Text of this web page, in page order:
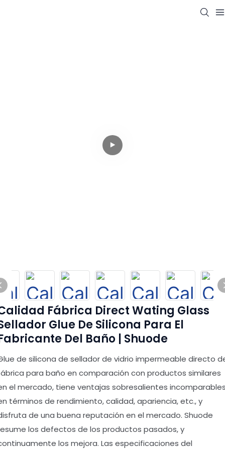
Fábrica Direct Wating Glass
Glue De Silicona Para El
Del Baño | Shuode
de silicona de sellador de vidrio impermeable directo
para baño en comparación con productos similares
el mercado, tiene ventajas sobresalientes
términos de rendimiento, calidad, apariencia, etc., y
de una buena reputación en el mercado. Shuode
los defectos de los productos pasados, y
los mejora. Las especificaciones del